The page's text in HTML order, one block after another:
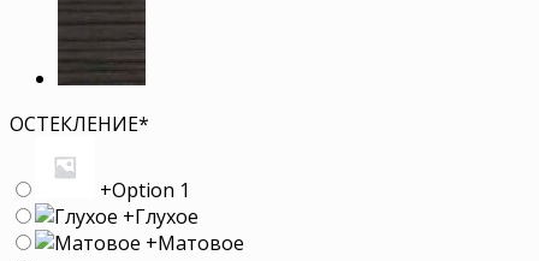
ОСТЕКЛЕНИЕ*
+Option 1
+Глухое
+Матовое